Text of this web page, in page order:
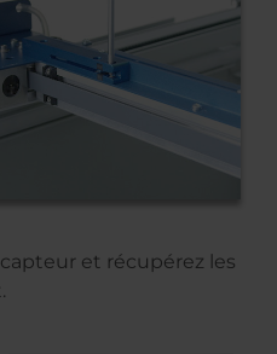
et récupérez les